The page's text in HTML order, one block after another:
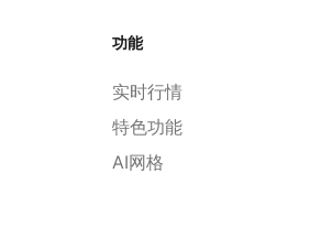
功能
实时行情
特色功能
AI网格